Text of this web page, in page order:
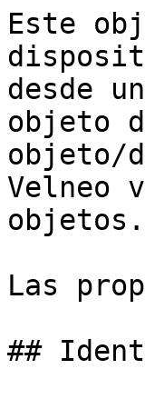
Este
desde
objeto
objeto/
Velneo
objetos.
Las
##